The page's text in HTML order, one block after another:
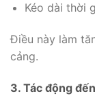
Kéo dài thời
Điều này làm
cảng.
3. Tác động